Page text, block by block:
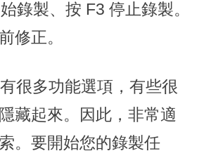
錄製、按 F3 停止錄製。
修正。
很多功能選項，有些很
藏起來。因此，非常適
。要開始您的錄製任